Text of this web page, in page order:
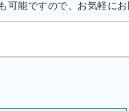
能ですので、お気軽にお